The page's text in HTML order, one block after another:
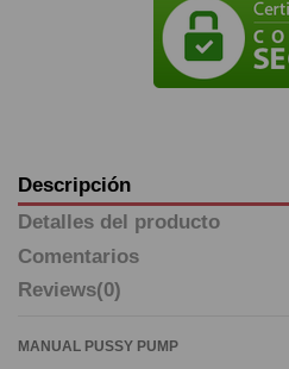
Descripción
Detalles del producto
Comentarios
Reviews(0)
MANUAL PUSSY PUMP